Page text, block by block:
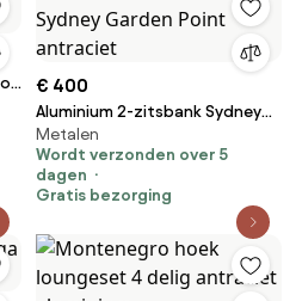
€ 400
Aluminium 2-zitsbank Sydney
Garden Point antraciet
Metalen
Wordt verzonden over 5
dagen
Gratis bezorging